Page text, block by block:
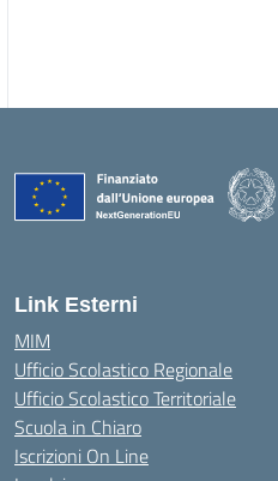
Link Esterni
MIM
Ufficio Scolastico Regionale
Ufficio Scolastico Territoriale
Scuola in Chiaro
Iscrizioni On Line